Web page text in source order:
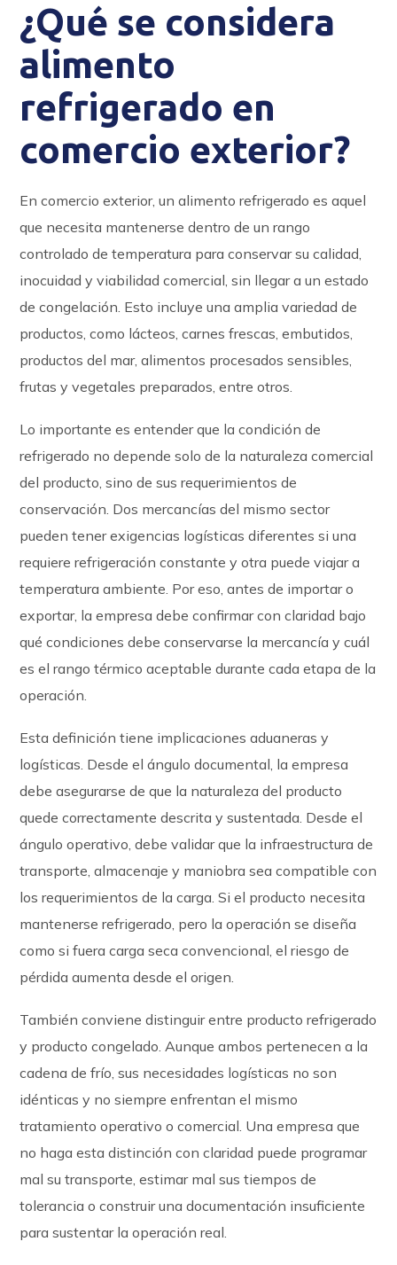
¿Qué se considera
alimento
refrigerado en
comercio exterior?
En comercio exterior, un alimento refrigerado es aquel
que necesita mantenerse dentro de un rango
controlado de temperatura para conservar su calidad,
inocuidad y viabilidad comercial, sin llegar a un estado
de congelación. Esto incluye una amplia variedad de
productos, como lácteos, carnes frescas, embutidos,
productos del mar, alimentos procesados sensibles,
frutas y vegetales preparados, entre otros.
Lo importante es entender que la condición de
refrigerado no depende solo de la naturaleza comercial
del producto, sino de sus requerimientos de
conservación. Dos mercancías del mismo sector
pueden tener exigencias logísticas diferentes si una
requiere refrigeración constante y otra puede viajar a
temperatura ambiente. Por eso, antes de importar o
exportar, la empresa debe confirmar con claridad bajo
qué condiciones debe conservarse la mercancía y cuál
es el rango térmico aceptable durante cada etapa de la
operación.
Esta definición tiene implicaciones aduaneras y
logísticas. Desde el ángulo documental, la empresa
debe asegurarse de que la naturaleza del producto
quede correctamente descrita y sustentada. Desde el
ángulo operativo, debe validar que la infraestructura de
transporte, almacenaje y maniobra sea compatible con
los requerimientos de la carga. Si el producto necesita
mantenerse refrigerado, pero la operación se diseña
como si fuera carga seca convencional, el riesgo de
pérdida aumenta desde el origen.
También conviene distinguir entre producto refrigerado
y producto congelado. Aunque ambos pertenecen a la
cadena de frío, sus necesidades logísticas no son
idénticas y no siempre enfrentan el mismo
tratamiento operativo o comercial. Una empresa que
no haga esta distinción con claridad puede programar
mal su transporte, estimar mal sus tiempos de
tolerancia o construir una documentación insuficiente
para sustentar la operación real.